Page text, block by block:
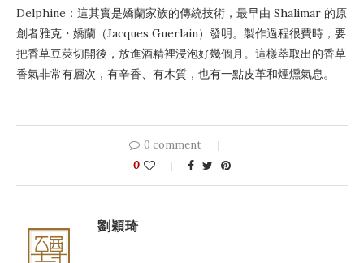
Delphine：這其實是嬌蘭家族的傳統技術，最早由 Shalimar 的原
創者雅克・嬌蘭（Jacques Guerlain）發明。製作過程很費時，要
把香草豆莢切開後，放進酒精裡浸泡好幾個月。這樣萃取出的香草
香氣非常有層次，有辛香、有木質，也有一點皮革和煙燻氣息。
0 comment
0
劉穎琦